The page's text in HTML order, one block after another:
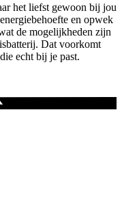
het liefst gewoon bij jou
en opwek
de mogelijkheden zijn
Dat voorkomt
echt bij je past.